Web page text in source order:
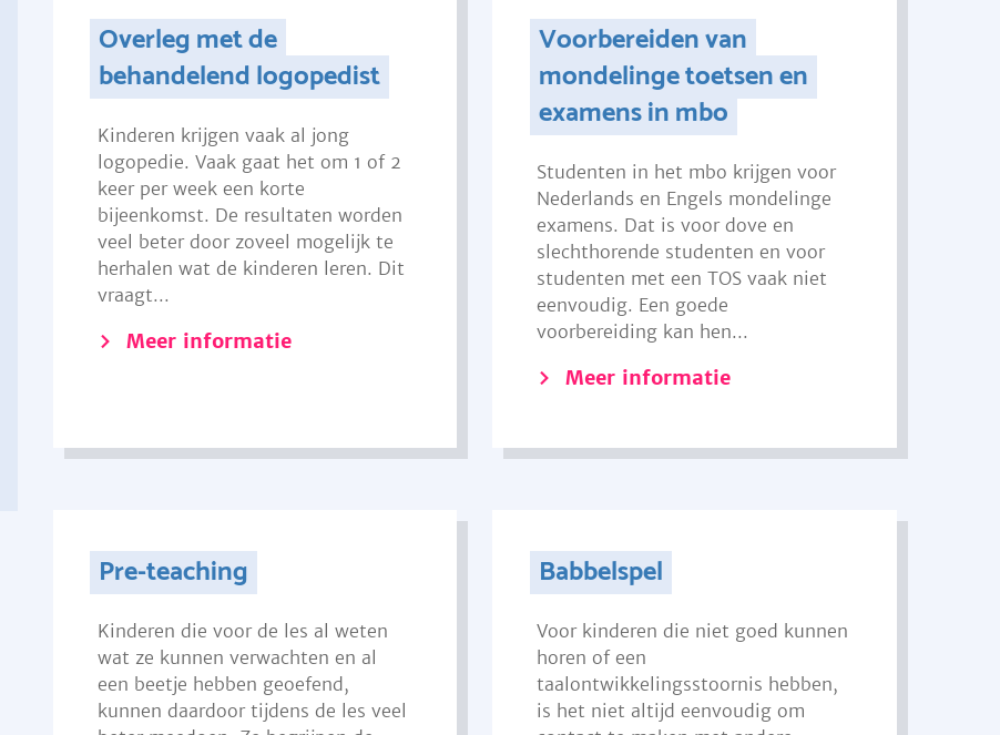
Overleg met de
behandelend logopedist
Kinderen krijgen vaak al jong
logopedie. Vaak gaat het om 1 of 2
keer per week een korte
bijeenkomst. De resultaten worden
veel beter door zoveel mogelijk te
herhalen wat de kinderen leren. Dit
vraagt...
Meer informatie
Voorbereiden van
mondelinge toetsen en
examens in mbo
Studenten in het mbo krijgen voor
Nederlands en Engels mondelinge
examens. Dat is voor dove en
slechthorende studenten en voor
studenten met een TOS vaak niet
eenvoudig. Een goede
voorbereiding kan hen...
Meer informatie
Pre-teaching
Kinderen die voor de les al weten
wat ze kunnen verwachten en al
een beetje hebben geoefend,
kunnen daardoor tijdens de les veel
Babbelspel
Voor kinderen die niet goed kunnen
horen of een
taalontwikkelingsstoornis hebben,
is het niet altijd eenvoudig om